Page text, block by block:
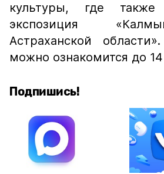
культуры, где также
экспозиция
Астраханской
можно ознакомится до
Подпишись!